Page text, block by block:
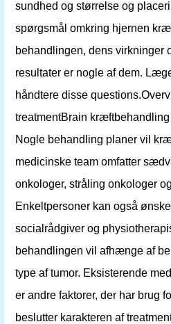
sundhed og størrelse og
spørgsmål omkring hjernen
behandlingen, dens virkninger
resultater er nogle af dem.
håndtere disse
treatmentBrain
Nogle behandling planer vil
medicinske team omfatter
onkologer, stråling onkologer
Enkeltpersoner kan også
socialrådgiver og
behandlingen vil afhænge af
type af tumor. Eksisterende
er andre faktorer, der har brug
beslutter karakteren af